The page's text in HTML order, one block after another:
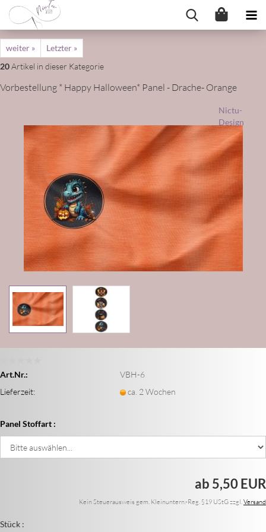
weiter »
Letzter »
20Artikel in dieser Kategorie
Vorbestellung * Happy Halloween* Panel - Drache- Orange
Nictu-
Design
Art.Nr.:
VBH-6
Lieferzeit:
ca. 2 Wochen
Panel Stoffart :
ab 5,50 EUR
Kein Steuerausweis gem. Kleinuntern.-Reg. §19 UStG zzgl.Versand
Stück :